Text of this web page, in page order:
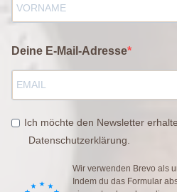
Deine E-Mail-Adresse
Ich möchte den Newsletter
Datenschutzerklärung.
Wir verwenden Brevo als
Indem du das Formular